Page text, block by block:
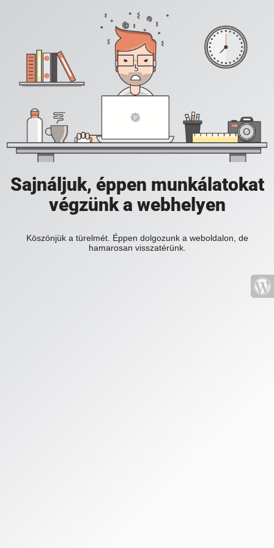
Sajnáljuk, éppen munkálatokat
végzünk a webhelyen
Köszönjük a türelmét. Éppen dolgozunk a weboldalon, de
hamarosan visszatérünk.